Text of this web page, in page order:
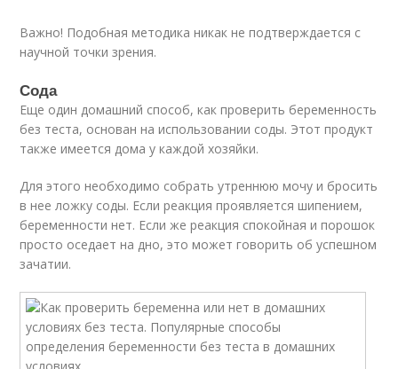
Важно! Подобная методика никак не подтверждается с
научной точки зрения.
Сода
Еще один домашний способ, как проверить беременность
без теста, основан на использовании соды. Этот продукт
также имеется дома у каждой хозяйки.
Для этого необходимо собрать утреннюю мочу и бросить
в нее ложку соды. Если реакция проявляется шипением,
беременности нет. Если же реакция спокойная и порошок
просто оседает на дно, это может говорить об успешном
зачатии.